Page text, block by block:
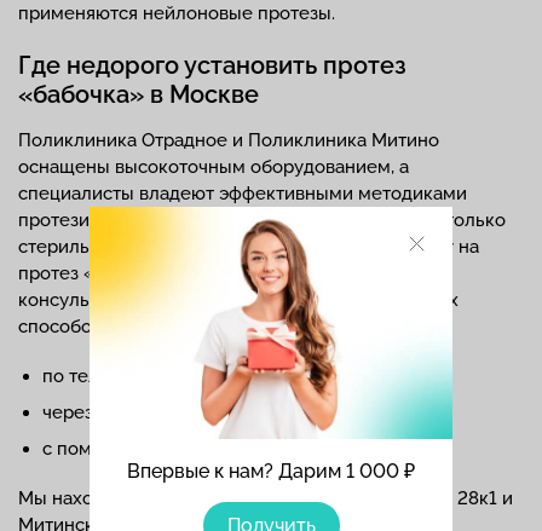
Впервые к нам? Дарим 1 000 ₽
Получить
применяются нейлоновые протезы.
Где недорого установить протез
«бабочка» в Москве
Поликлиника Отрадное и Поликлиника Митино
оснащены высокоточным оборудованием, а
специалисты владеют эффективными методиками
протезирования и выполняют все манипуляции только
стерильными инструментами. Чтобы узнать цену на
протез «бабочка» в Москве, обратитесь к нашим
консультантам. Это возможно любым из удобных
способов:
по телефону;
через онлайн-чат на нашем сайте;
с помощью формы «Запись на прием».
Мы находимся по адресам: Алтуфьевское шоссе, 28к1 и
Митинская, 59.